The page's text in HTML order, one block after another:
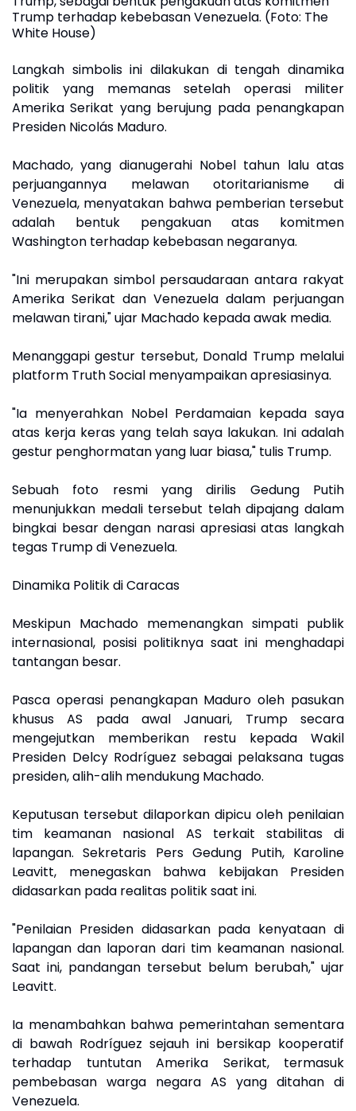
Trump terhadap kebebasan Venezuela. (Foto: The
White House)
Langkah simbolis ini dilakukan di tengah dinamika
politik yang memanas setelah operasi militer
Amerika Serikat yang berujung pada penangkapan
Presiden Nicolás Maduro.
Machado, yang dianugerahi Nobel tahun lalu atas
perjuangannya melawan otoritarianisme di
Venezuela, menyatakan bahwa pemberian tersebut
adalah bentuk pengakuan atas komitmen
Washington terhadap kebebasan negaranya.
"Ini merupakan simbol persaudaraan antara rakyat
Amerika Serikat dan Venezuela dalam perjuangan
melawan tirani," ujar Machado kepada awak media.
Menanggapi gestur tersebut, Donald Trump melalui
platform Truth Social menyampaikan apresiasinya.
"Ia menyerahkan Nobel Perdamaian kepada saya
atas kerja keras yang telah saya lakukan. Ini adalah
gestur penghormatan yang luar biasa," tulis Trump.
Sebuah foto resmi yang dirilis Gedung Putih
menunjukkan medali tersebut telah dipajang dalam
bingkai besar dengan narasi apresiasi atas langkah
tegas Trump di Venezuela.
Dinamika Politik di Caracas
Meskipun Machado memenangkan simpati publik
internasional, posisi politiknya saat ini menghadapi
tantangan besar.
Pasca operasi penangkapan Maduro oleh pasukan
khusus AS pada awal Januari, Trump secara
mengejutkan memberikan restu kepada Wakil
Presiden Delcy Rodríguez sebagai pelaksana tugas
presiden, alih-alih mendukung Machado.
Keputusan tersebut dilaporkan dipicu oleh penilaian
tim keamanan nasional AS terkait stabilitas di
lapangan. Sekretaris Pers Gedung Putih, Karoline
Leavitt, menegaskan bahwa kebijakan Presiden
didasarkan pada realitas politik saat ini.
"Penilaian Presiden didasarkan pada kenyataan di
lapangan dan laporan dari tim keamanan nasional.
Saat ini, pandangan tersebut belum berubah," ujar
Leavitt.
Ia menambahkan bahwa pemerintahan sementara
di bawah Rodríguez sejauh ini bersikap kooperatif
terhadap tuntutan Amerika Serikat, termasuk
pembebasan warga negara AS yang ditahan di
Venezuela.